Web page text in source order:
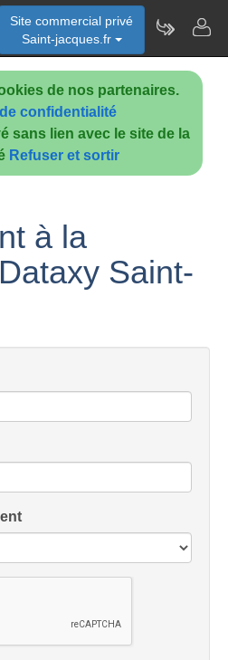
de nos partenaires.
confidentialité
sans lien avec le site de la
Refuser et sortir
Site commercial privé
Saint-jacques.fr
à la
Saint-